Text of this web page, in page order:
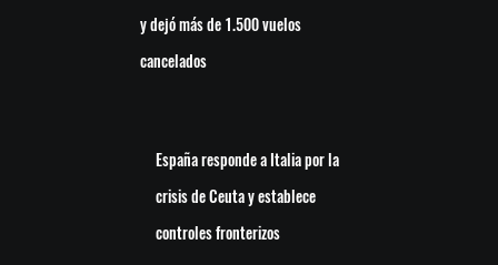
y dejó más de 1.500 vuelos
cancelados
España responde a Italia por la
crisis de Ceuta y establece
controles fronterizos